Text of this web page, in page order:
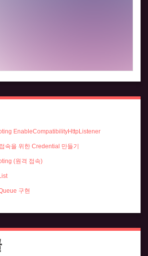
EnableCompatibilityHttpListener
속을 위한 Credential 만들기
(원격 접속)
구현